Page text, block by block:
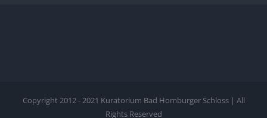
Copyright 2012 - 2021 Kuratorium Bad Homburger Schloss | All
Rights Reserved